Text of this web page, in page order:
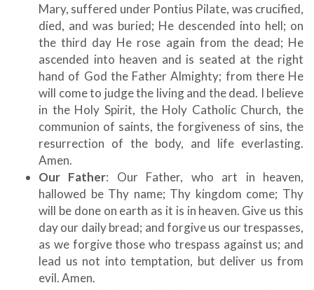
Mary, suffered under Pontius Pilate, was crucified,
died, and was buried; He descended into hell; on
the third day He rose again from the dead; He
ascended into heaven and is seated at the right
hand of God the Father Almighty; from there He
will come to judge the living and the dead. I believe
in the Holy Spirit, the Holy Catholic Church, the
communion of saints, the forgiveness of sins, the
resurrection of the body, and life everlasting.
Amen.
Our Father: Our Father, who art in heaven,
hallowed be Thy name; Thy kingdom come; Thy
will be done on earth as it is in heaven. Give us this
day our daily bread; and forgive us our trespasses,
as we forgive those who trespass against us; and
lead us not into temptation, but deliver us from
evil. Amen.